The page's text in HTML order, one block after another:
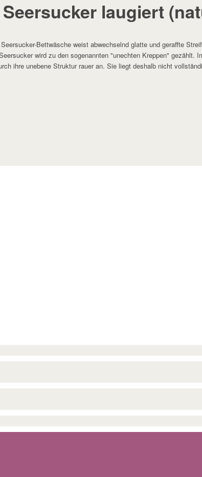
laugiert
Bettwäsche weist abwechselnd glatte und geraffte
wird zu den sogenannten "unechten Kreppen" gezählt.
ihre unebene Struktur rauer an. Sie liegt deshalb nicht